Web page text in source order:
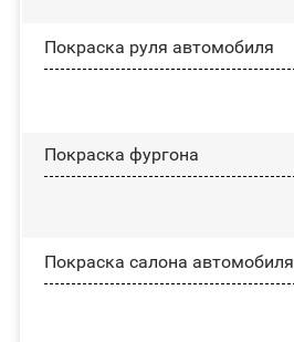
Покраска руля автомобиля
Покраска фургона
Покраска салона автомобиля